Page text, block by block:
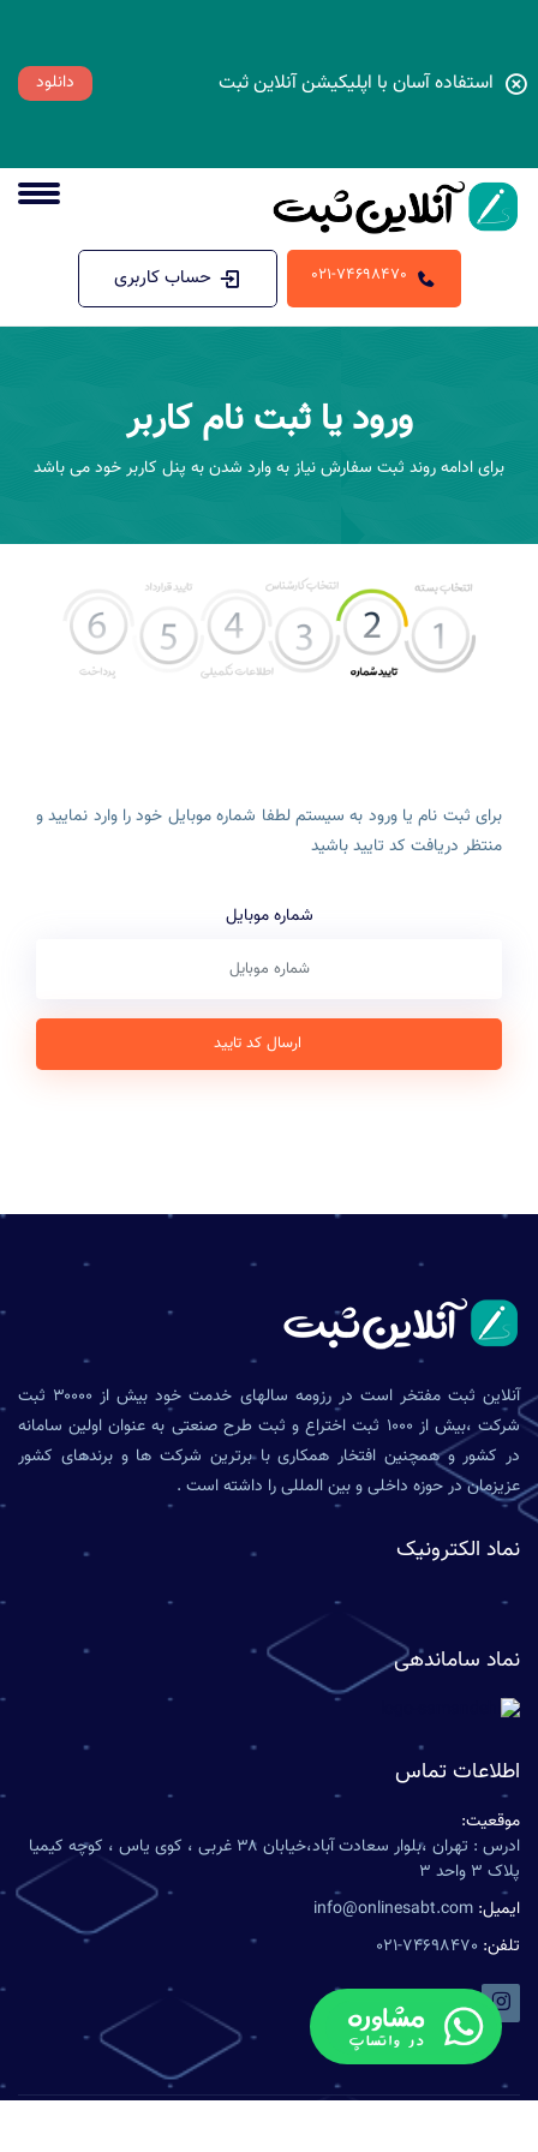
استفاده آسان با اپلیکیشن آنلاین ثبت دانلود
021-74698470 حساب کاربری
ورود یا ثبت نام کاربر
برای ادامه روند ثبت سفارش نیاز به وارد شدن به پنل کاربر خود می باشد
برای ثبت نام یا ورود به سیستم لطفا شماره موبایل خود را وارد نمایید و
منتظر دریافت کد تایید باشید
شماره موبایل
ارسال کد تایید
آنلاین ثبت مفتخر است در رزومه سالهای خدمت خود بیش از ۳۰۰۰۰ ثبت
شرکت ،بیش از ۱۰۰۰ ثبت اختراع و ثبت طرح صنعتی به عنوان اولین سامانه
در کشور و همچنین افتخار همکاری با برترین شرکت ها و برندهای کشور
عزیزمان در حوزه داخلی و بین المللی را داشته است .
نماد الکترونیک
نماد ساماندهی
اطلاعات تماس
موقعیت:
ادرس : تهران ،بلوار سعادت آباد،خیابان ۳۸ غربی ، کوی یاس ، کوچه کیمیا
پلاک ۳ واحد ۳
ایمیل: info@onlinesabt.com
تلفن: 021-74698470